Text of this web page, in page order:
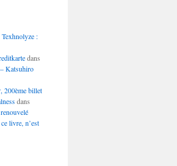
Texhnolyze :
dans
Katsuhiro
200ème billet
dans
livre, n’est